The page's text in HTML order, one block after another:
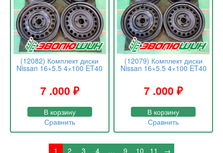
(12082) Комплект диски
Nissan 16×5.5 4×100 ET40
7 .000 ₽
В корзину
Сравнить
(12079) Комплект диски
Nissan 16×5.5 4×100 ET40
7 .000₽
В корзину
Сравнить
1 2 3 4 … 9 10 11 →